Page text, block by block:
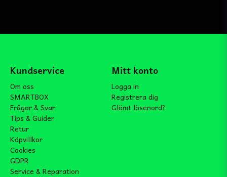
Kundservice
Om oss
SMARTBOX
Frågor & Svar
Tips & Guider
Retur
Köpvillkor
Cookies
GDPR
Service & Reparation
Mitt konto
Logga in
Registrera dig
Glömt lösenord?